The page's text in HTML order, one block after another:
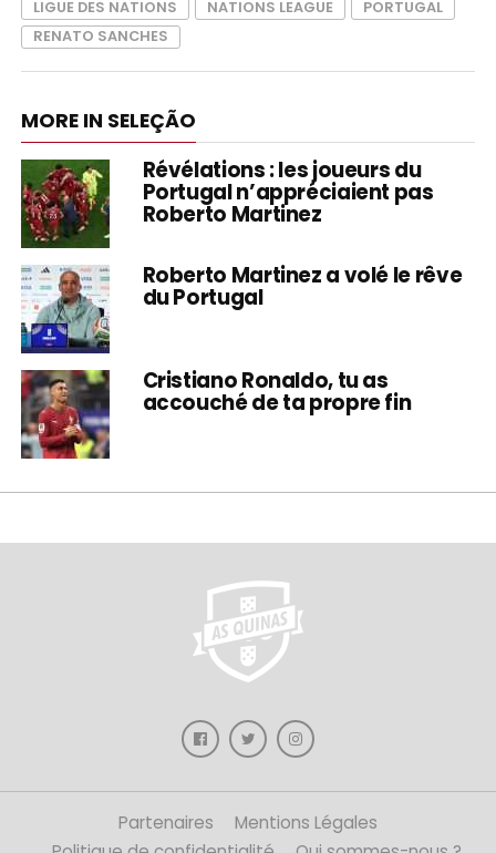
LIGUE DES NATIONS
NATIONS LEAGUE
PORTUGAL
RENATO SANCHES
MORE IN SELEÇÃO
Révélations : les joueurs du
Portugal n’appréciaient pas
Roberto Martinez
Roberto Martinez a volé le rêve
du Portugal
Cristiano Ronaldo, tu as
accouché de ta propre fin
Partenaires
Mentions Légales